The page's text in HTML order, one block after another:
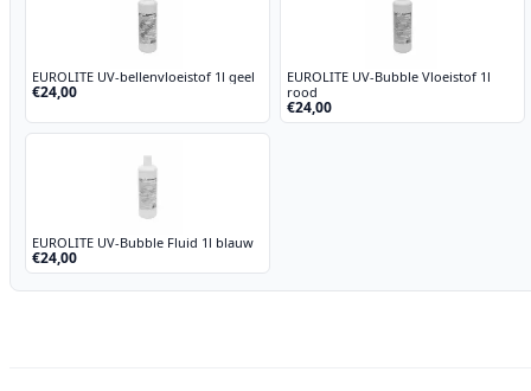
EUROLITE UV-bellenvloeistof 1l geel
€24,00
EUROLITE UV-Bubble Vloeistof 1l
rood
€24,00
EUROLITE UV-Bubble Fluid 1l blauw
€24,00